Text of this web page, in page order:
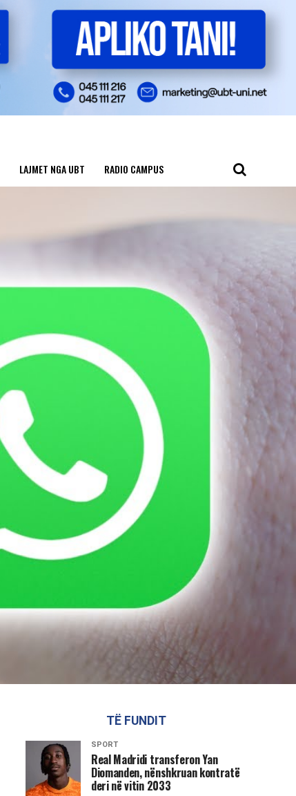
LAJMET NGA UBT RADIO CAMPUS
TË FUNDIT
SPORT
Real Madridi transferon Yan
Diomanden, nënshkruan kontratë
deri në vitin 2033